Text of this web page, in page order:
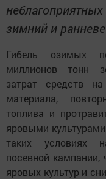
зимний и
Гибель озимых
миллионов тонн
затрат средств
материала,
топлива и
яровыми
таких условиях
посевной кампании,
яровых культур и